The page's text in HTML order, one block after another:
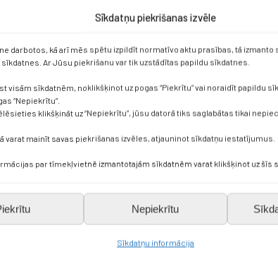
Sīkdatņu piekrišanas izvēle
darbotos, kā arī mēs spētu izpildīt normatīvo aktu prasības, tā izmanto
Ar Jūsu piekrišanu var tik uzstādītas papildu sīkdatnes.
visām sīkdatnēm, noklikšķinot uz pogas “Piekrītu” vai noraidīt papildu
“Nepiekrītu”.
klikšķināt uz “Nepiekrītu”, jūsu datorā tiks saglabātas tikai
varat mainīt savas piekrišanas izvēles, atjauninot sīkdatņu iestatījumus.
par tīmekļvietnē izmantotajām sīkdatnēm varat klikšķinot uz šīs
Nepiekrītu
Sīkdatņu informācija